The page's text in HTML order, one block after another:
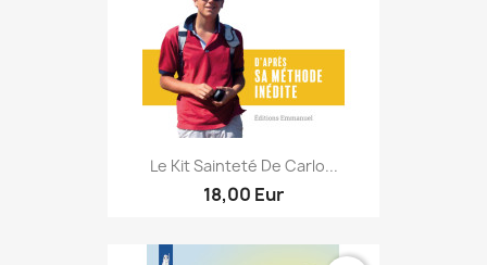
Le Kit Sainteté De Carlo...
18,00 Eur